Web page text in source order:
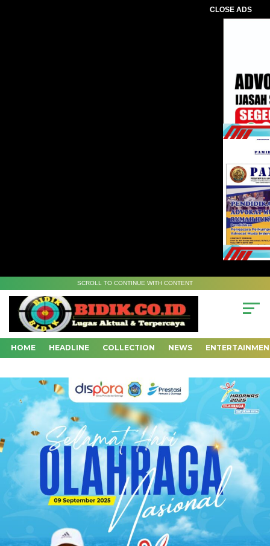
CLOSE ADS
SCROLL TO CONTINUE WITH CONTENT
HOME HEADLINE COLLECTION NEWS